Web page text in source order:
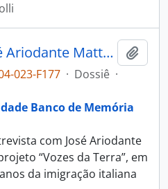
Entrevista com José Ariodante Mattana
023-F177 · Dossiê ·
Banco de Memória
com José Ariodante
“Vozes da Terra”, em
da imigração italiana